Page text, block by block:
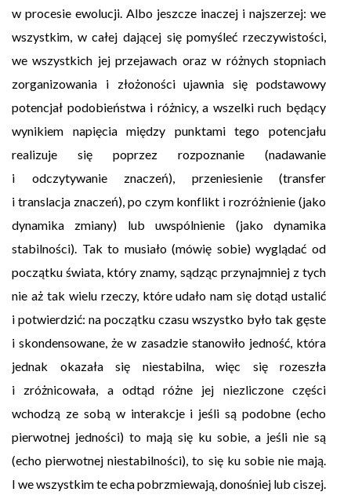
w procesie ewolucji. Albo jeszcze inaczej i najszerzej: we
wszystkim, w całej dającej się pomyśleć rzeczywistości,
we wszystkich jej przejawach oraz w różnych stopniach
zorganizowania i złożoności ujawnia się podstawowy
potencjał podobieństwa i różnicy, a wszelki ruch będący
wynikiem napięcia między punktami tego potencjału
realizuje się poprzez rozpoznanie (nadawanie
i odczytywanie znaczeń), przeniesienie (transfer
i translacja znaczeń), po czym konflikt i rozróżnienie (jako
dynamika zmiany) lub uwspólnienie (jako dynamika
stabilności). Tak to musiało (mówię sobie) wyglądać od
początku świata, który znamy, sądząc przynajmniej z tych
nie aż tak wielu rzeczy, które udało nam się dotąd ustalić
i potwierdzić: na początku czasu wszystko było tak gęste
i skondensowane, że w zasadzie stanowiło jedność, która
jednak okazała się niestabilna, więc się rozeszła
i zróżnicowała, a odtąd różne jej niezliczone części
wchodzą ze sobą w interakcje i jeśli są podobne (echo
pierwotnej jedności) to mają się ku sobie, a jeśli nie są
(echo pierwotnej niestabilności), to się ku sobie nie mają.
I we wszystkim te echa pobrzmiewają, donośniej lub ciszej.